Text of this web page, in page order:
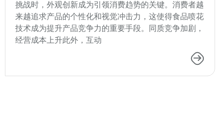
挑战时，外观创新成为引领消费趋势的关键。消费者越
来越追求产品的个性化和视觉冲击力，这使得食品喷花
技术成为提升产品竞争力的重要手段。同质竞争加剧，
经营成本上升此外，互动